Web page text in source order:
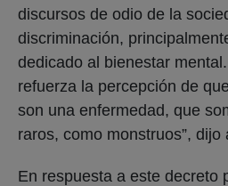
discursos de odio de la
discriminación,
dedicado al bienestar
refuerza la percepción de
son una enfermedad, que
raros, como monstruos”, dijo
En respuesta a este decreto